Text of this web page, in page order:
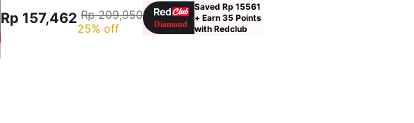
Rp 157,462 Rp 209,950
25% off
Saved Rp 15561
+ Earn 35 Points
with Redclub